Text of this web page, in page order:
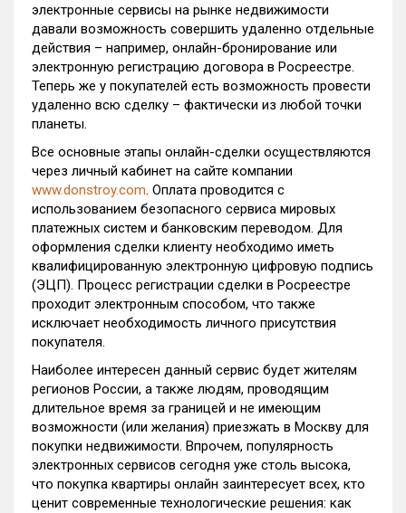
электронные сервисы на рынке недвижимости
давали возможность совершить удаленно отдельные
действия – например, онлайн-бронирование или
электронную регистрацию договора в Росреестре.
Теперь же у покупателей есть возможность провести
удаленно всю сделку – фактически из любой точки
планеты.
Все основные этапы онлайн-сделки осуществляются
через личный кабинет на сайте компании
www.donstroy.com. Оплата проводится с
использованием безопасного сервиса мировых
платежных систем и банковским переводом. Для
оформления сделки клиенту необходимо иметь
квалифицированную электронную цифровую подпись
(ЭЦП). Процесс регистрации сделки в Росреестре
проходит электронным способом, что также
исключает необходимость личного присутствия
покупателя.
Наиболее интересен данный сервис будет жителям
регионов России, а также людям, проводящим
длительное время за границей и не имеющим
возможности (или желания) приезжать в Москву для
покупки недвижимости. Впрочем, популярность
электронных сервисов сегодня уже столь высока,
что покупка квартиры онлайн заинтересует всех, кто
ценит современные технологические решения: как